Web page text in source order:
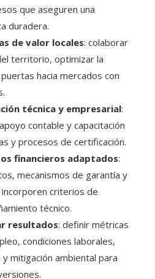
que aseguren una
duradera.
de valor locales: colaborar
territorio, optimizar la
hacia mercados con
técnica y empresarial:
contable y capacitación
y procesos de certificación.
financieros adaptados:
mecanismos de garantía y
criterios de
técnico.
resultados: definir métricas
condiciones laborales,
mitigación ambiental para